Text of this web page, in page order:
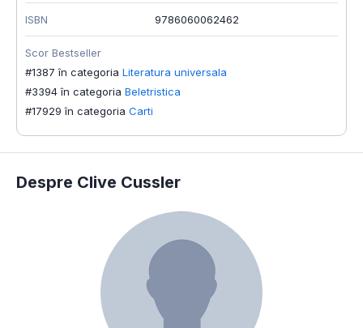
ISBN 9786060062462
Scor Bestseller
#1387 în categoria Literatura universala
#3394 în categoria Beletristica
#17929 în categoria Carti
Despre Clive Cussler